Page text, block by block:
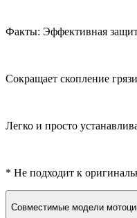
Факты: Эффективная
Сокращает скопление
Легко и просто
* Не подходит к
Совместимые модели